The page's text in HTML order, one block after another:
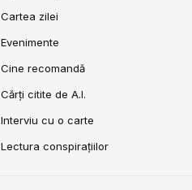
Cartea zilei
Evenimente
Cine recomandă
Cărți citite de A.I.
Interviu cu o carte
Lectura conspirațiilor